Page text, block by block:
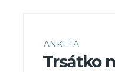
ANKETA
Trsátko